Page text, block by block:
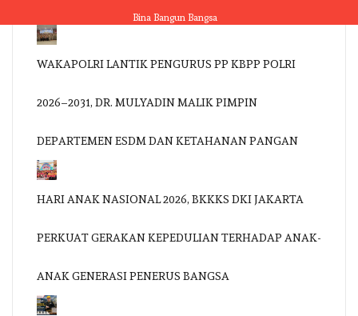
to
content
Bina Bangun Bangsa
WAKAPOLRI LANTIK PENGURUS PP KBPP POLRI
2026–2031, DR. MULYADIN MALIK PIMPIN
DEPARTEMEN ESDM DAN KETAHANAN PANGAN
HARI ANAK NASIONAL 2026, BKKKS DKI JAKARTA
PERKUAT GERAKAN KEPEDULIAN TERHADAP ANAK-
ANAK GENERASI PENERUS BANGSA